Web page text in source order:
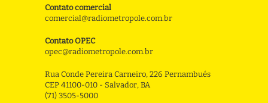
Contato comercial
comercial@radiometropole.com.br
Contato OPEC
opec@radiometropole.com.br
Rua Conde Pereira Carneiro, 226 Pernambués
CEP 41100-010 - Salvador, BA
(71) 3505-5000